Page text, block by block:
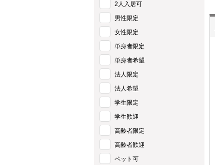
2人入居可
男性限定
女性限定
単身者限定
単身者希望
法人限定
法人希望
学生限定
学生歓迎
高齢者限定
高齢者歓迎
ペット可